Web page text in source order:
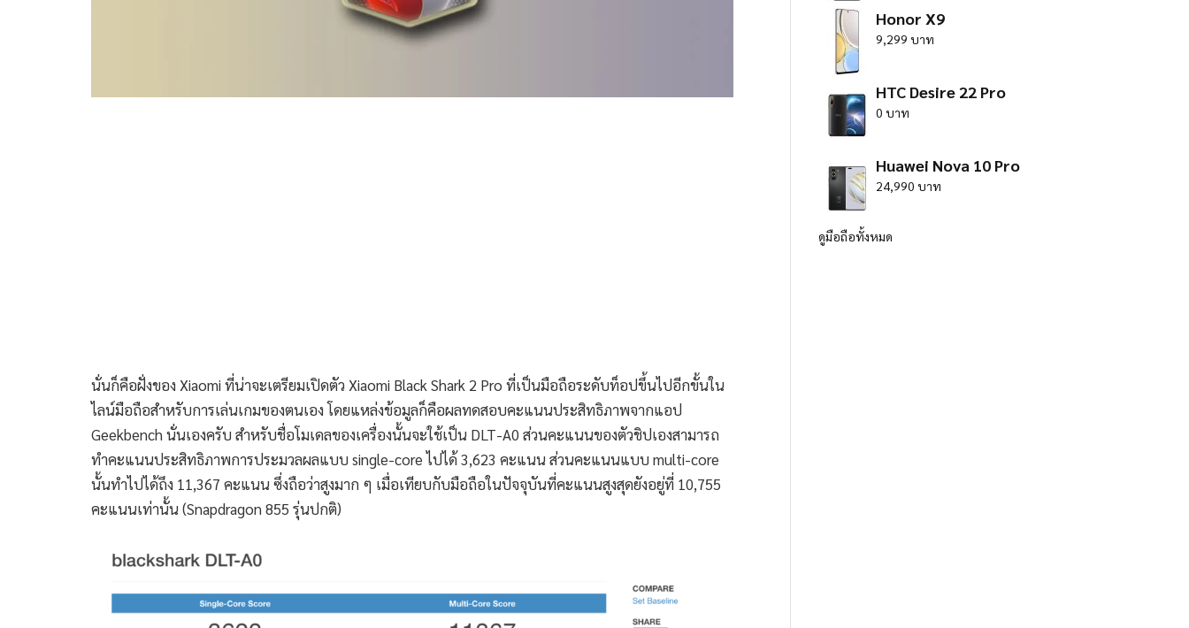
นั่นก็คือฝั่งของ Xiaomi ที่น่าจะเตรียมเปิดตัว Xiaomi Black Shark 2 Pro ที่เป็นมือถือระดับท็อปขึ้นไปอีกขั้นใน
ไลน์มือถือสำหรับการเล่นเกมของตนเอง โดยแหล่งข้อมูลก็คือผลทดสอบคะแนนประสิทธิภาพจากแอป
Geekbench นั่นเองครับ สำหรับชื่อโมเดลของเครื่องนั้นจะใช้เป็น DLT-A0 ส่วนคะแนนของตัวชิปเองสามารถ
ทำคะแนนประสิทธิภาพการประมวลผลแบบ single-core ไปได้ 3,623 คะแนน ส่วนคะแนนแบบ multi-core
นั้นทำไปได้ถึง 11,367 คะแนน ซึ่งถือว่าสูงมาก ๆ เมื่อเทียบกับมือถือในปัจจุบันที่คะแนนสูงสุดยังอยู่ที่ 10,755
คะแนนเท่านั้น (Snapdragon 855 รุ่นปกติ)
Honor X9
9,299 บาท
HTC Desire 22 Pro
0 บาท
Huawei Nova 10 Pro
24,990 บาท
ดูมือถือทั้งหมด